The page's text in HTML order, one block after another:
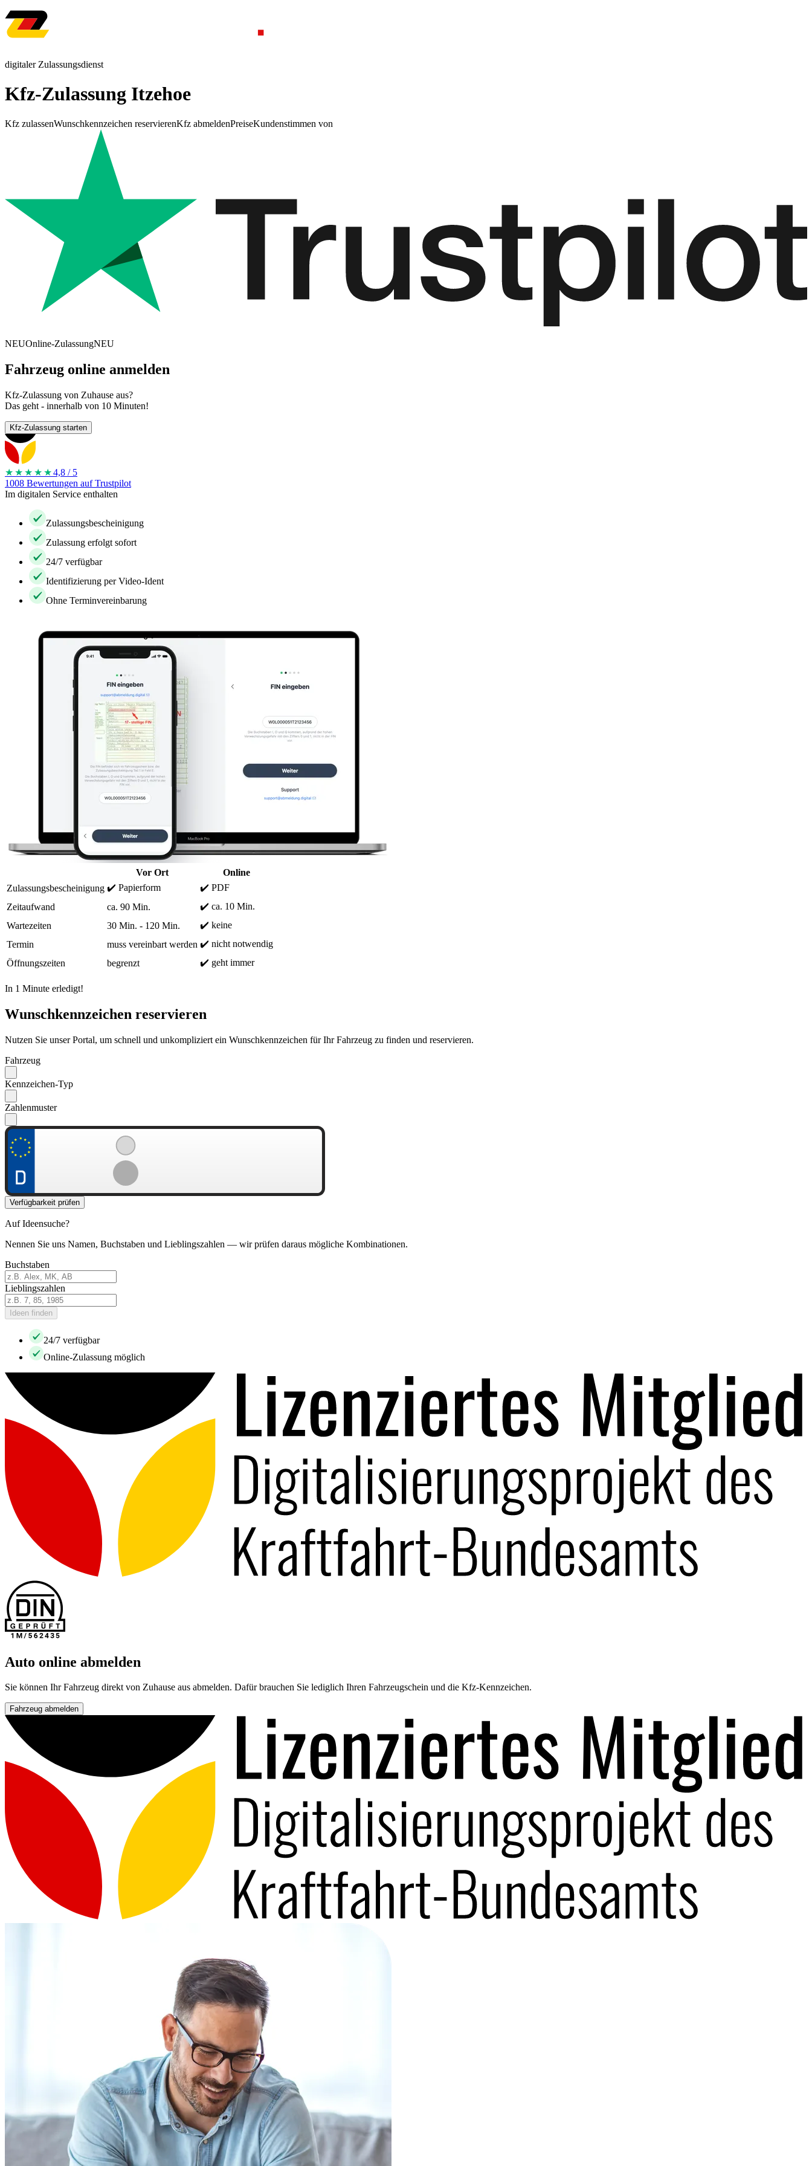
digitaler Zulassungsdienst
Kfz-Zulassung Itzehoe
Kfz zulassenWunschkennzeichen reservierenKfz abmeldenPreiseKundenstimmen von
NEUOnline-ZulassungNEU
Fahrzeug online anmelden
Kfz-Zulassung von Zuhause aus?
Das geht - innerhalb von 10 Minuten!
Kfz-Zulassung starten
★★★★ ★4,8 / 5
1008 Bewertungen auf Trustpilot
Im digitalen Service enthalten
Zulassungsbescheinigung
Zulassung erfolgt sofort
24/7 verfügbar
Identifizierung per Video-Ident
Ohne Terminvereinbarung
Vor Ort
Online
Zulassungsbescheinigung ✔️ Papierform
✔️ PDF
Zeitaufwand
ca. 90 Min.
✔️ ca. 10 Min.
Wartezeiten
30 Min. - 120 Min.
✔️ keine
Termin
muss vereinbart werden ✔️ nicht notwendig
Öffnungszeiten
begrenzt ✔️ geht immer
In 1 Minute erledigt!
Wunschkennzeichen reservieren
Nutzen Sie unser Portal, um schnell und unkompliziert ein Wunschkennzeichen für Ihr Fahrzeug zu finden und reservieren.
Fahrzeug
Kennzeichen-Typ
Zahlenmuster
Verfügbarkeit prüfen
Auf Ideensuche?
Nennen Sie uns Namen, Buchstaben und Lieblingszahlen — wir prüfen daraus mögliche Kombinationen.
Buchstaben
Lieblingszahlen
Ideen finden
24/7 verfügbar
Online-Zulassung möglich
Auto online abmelden
Sie können Ihr Fahrzeug direkt von Zuhause aus abmelden. Dafür brauchen Sie lediglich Ihren Fahrzeugschein und die Kfz-Kennzeichen.
Fahrzeug abmelden